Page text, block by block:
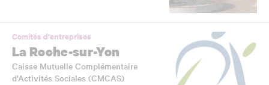
Comités d'entreprises
La Roche-sur-Yon
Caisse Mutuelle Complémentaire
d’Activités Sociales (CMCAS)